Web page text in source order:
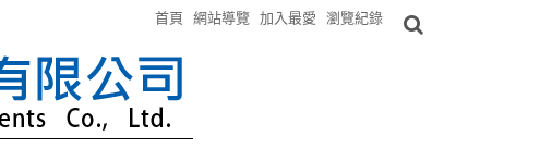
首頁 網站導覽 加入最愛 瀏覽紀錄